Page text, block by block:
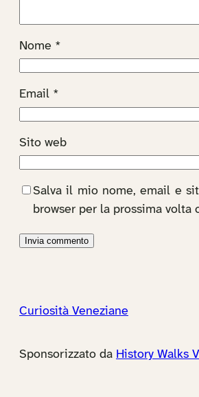
Nome *
Email *
Sito web
Salva il mio nome, email e
browser per la prossima volta
Curiosità Veneziane
Sponsorizzato da History Walks